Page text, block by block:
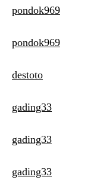
pondok969
pondok969
destoto
gading33
gading33
gading33